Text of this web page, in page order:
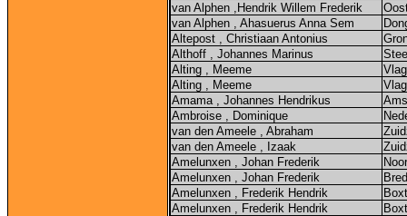
van Alphen ,Hendrik Willem Frederik
van Alphen , Ahasuerus Anna Sem
Altepost , Christiaan Antonius
Althoff , Johannes Marinus
Alting , Meeme
Alting , Meeme
Amama , Johannes Hendrikus
Ambroise , Dominique
van den Ameele , Abraham
van den Ameele , Izaak
Amelunxen , Johan Frederik
Amelunxen , Johan Frederik
Amelunxen , Frederik Hendrik
Amelunxen , Frederik Hendrik